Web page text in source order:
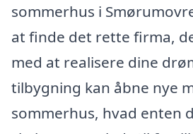
sommerhus i
at finde det rette firma,
med at realisere dine
tilbygning kan åbne nye
sommerhus, hvad enten